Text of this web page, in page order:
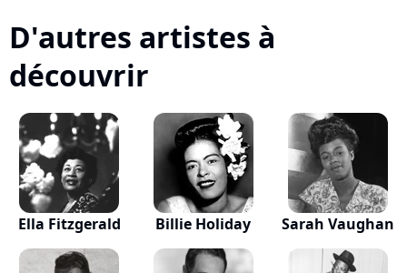
D'autres artistes à
découvrir
Ella Fitzgerald Billie Holiday Sarah Vaughan